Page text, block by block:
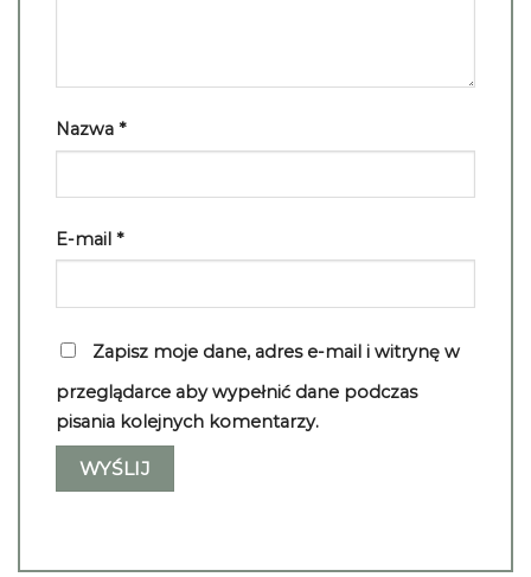
Nazwa *
E-mail *
Zapisz moje dane, adres e-mail i witrynę w
przeglądarce aby wypełnić dane podczas
pisania kolejnych komentarzy.